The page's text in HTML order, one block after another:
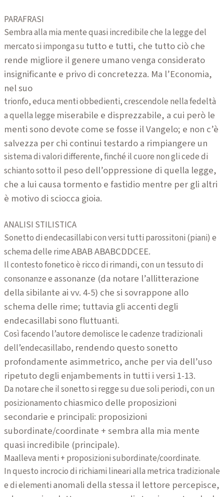
PARAFRASI
Sembra alla mia mente quasi incredibile che la legge del
mercato si imponga su tutto e tutti, che tutto ciò che
rende migliore il genere umano venga considerato
insignificante e privo di concretezza. Ma l’Economia,
nel suo
trionfo, educa menti obbedienti, crescendole nella fedeltà
a quella legge miserabile e disprezzabile, a cui però le
menti sono devote come se fosse il Vangelo; e non c’è
salvezza per chi continui testardo a rimpiangere un
sistema di valori differente, finché il cuore non gli cede di
schianto sotto il peso dell’oppressione di quella legge,
che a lui causa tormento efastidio mentre per gli altri
è motivo di sciocca gioia.
ANALISI STILISTICA
Sonetto di endecasillabi con versi tutti parossitoni (piani) e
schema delle rimeABAB ABABCDDCEE.
Il contesto fonetico è ricco di rimandi, con un tessuto di
consonanze e assonanze (da notare l’allitterazione
della sibilante ai vv. 4-5) che si sovrappone allo
schema delle rime; tuttavia gli accenti degli
endecasillabi sono fluttuanti.
Così facendo l’autore demolisce le cadenze tradizionali
dell’endecasillabo, rendendo questo sonetto
profondamente asimmetrico, anche per via dell’uso
ripetuto degli enjambements in tutti i versi 1-13.
Da notare che il sonetto si regge su due soli periodi, con un
posizionamento chiasmico delle proposizioni
secondarie e principali: proposizioni
subordinate/coordinate + sembra alla mia mente
quasi incredibile (principale).
Maalleva menti + proposizioni subordinate/coordinate.
In questo incrocio di richiami lineari alla metrica tradizionale
e di elementi anomali della stessa il lettore percepisce,